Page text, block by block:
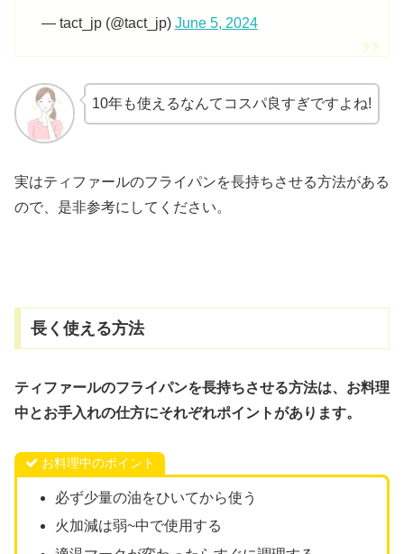
— tact_jp (@tact_jp) June 5, 2024
10年も使えるなんてコスパ良すぎですよね!
実はティファールのフライパンを長持ちさせる方法がある
ので、是非参考にしてください。
長く使える方法
ティファールのフライパンを長持ちさせる方法は、お料理
中とお手入れの仕方にそれぞれポイントがあります。
お料理中のポイント
必ず少量の油をひいてから使う
火加減は弱~中で使用する